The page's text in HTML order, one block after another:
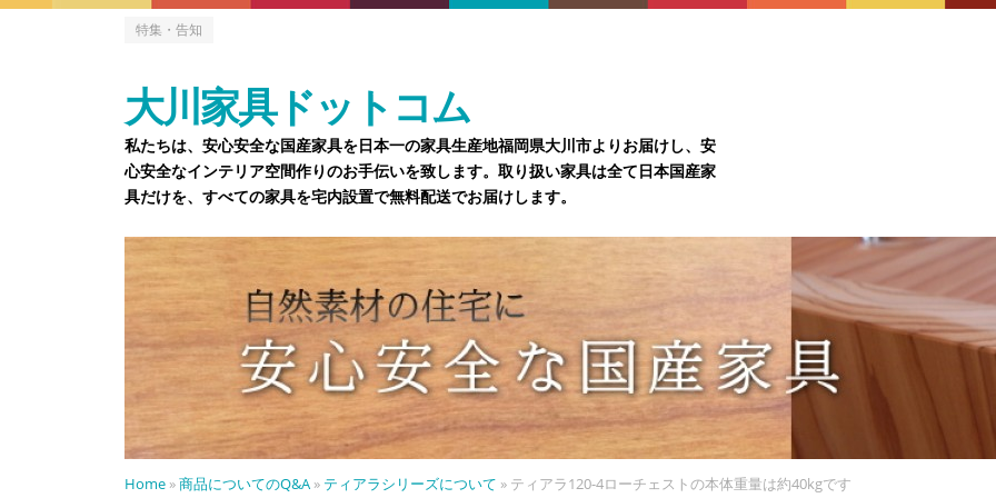
特集・告知
大川家具ドットコム
私たちは、安心安全な国産家具を日本一の家具生産地福岡県大川市よりお届けし、安
心安全なインテリア空間作りのお手伝いを致します。取り扱い家具は全て日本国産家
具だけを、すべての家具を宅内設置で無料配送でお届けします。
Home »商品についてのQ&A » ティアラシリーズについて » ティアラ120-4ローチェストの本体重量は約40kgです